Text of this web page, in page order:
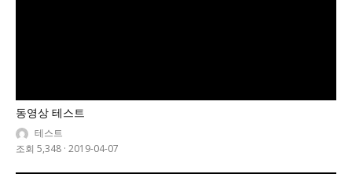
동영상 테스트
테스트
조회 5,348 · 2019-04-07